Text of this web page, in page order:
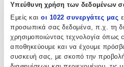
Υπεύθυνη χρήση των δεδομένων
Εμείς και οι 1022 συνεργάτες μας
προσωπικά σας δεδομένα, π.χ. τη
χρησιμοποιώντας τεχνολογία όπως
αποθηκεύουμε και να έχουμε
συσκευή σας, με σκοπό την
ομορφιά τους με τα τρελά και
συνδυασμό με τα υπέροχα ποικίλα
πολύ πυκνό και απαλό πέλος, με λεία
μπορούν τα παιδιά να απλώνουν πάνω
παίζουν χωρίς εμπόδια. Δένουν
μοντέρνα αισθητική παιδικών